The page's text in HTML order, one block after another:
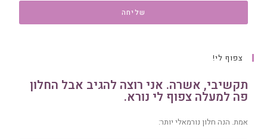
שליחה
צפוף לי!
תקשיבי, אשרה. אני רוצה להגיב אבל החלון
פה למעלה צפוף לי נורא.
אמת. הנה חלון נורמאלי יותר: